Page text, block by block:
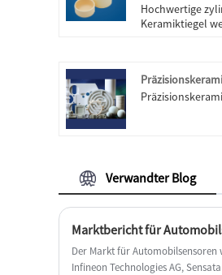
Hochwertige
Keramiktiegel
zu einem
Verwandter Blog
Der Markt für Automobilsensoren
Infineon Technologies AG,